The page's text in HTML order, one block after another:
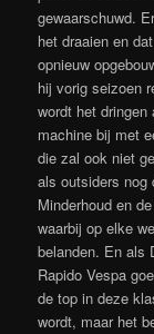
gewaarschuwd.
het draaien en
opnieuw
hij vorig seizoen
wordt het
machine bij met
die zal ook niet
als outsiders nog
Minderhoud en
waarbij op elke
belanden. En als
Rapido Vespa
de top in deze
wordt, maar het